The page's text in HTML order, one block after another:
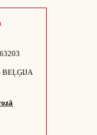
BEĻĢIJA